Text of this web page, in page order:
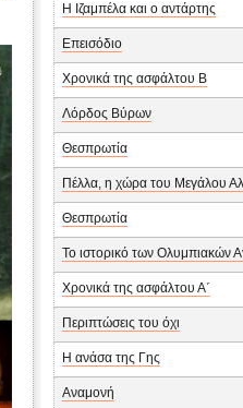
Η Ιζαμπέλα και ο αντάρτης
Επεισόδιο
Χρονικά της ασφάλτου Β
Λόρδος Βύρων
Θεσπρωτία
Πέλλα, η χώρα του Μεγάλου
Θεσπρωτία
Το ιστορικό των Ολυμπιακών
Χρονικά της ασφάλτου Α΄
Περιπτώσεις του όχι
Η ανάσα της Γης
Αναμονή